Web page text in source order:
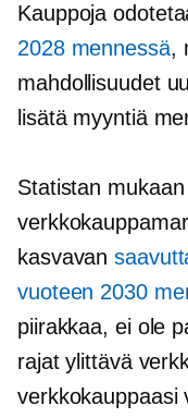
Kauppoja
2028 mennessä,
mahdollisuudet
lisätä myyntiä
Statistan mukaan
kasvavan
vuoteen 2030
piirakkaa, ei ole
rajat ylittävä
verkkokauppaasi